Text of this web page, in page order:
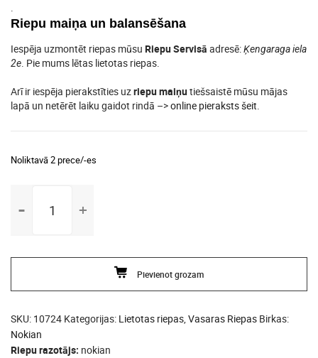
.
Riepu maiņa un balansēšana
Iespēja uzmontēt riepas mūsu Riepu Servisā adresē:Ķengaraga iela
2e. Pie mums lētas lietotas riepas.
Arī ir iespēja pierakstīties uzriepu maiņutiešsaistē mūsu mājas
lapā un netērēt laiku gaidot rindā –>online pieraksts šeit.
Noliktavā 2 prece/-es
R18
snow
p
daudzums
Pievienot grozam
SKU: 10724 Kategorijas: Lietotas riepas, Vasaras Riepas Birkas:
Nokian
Riepu razotājs nokian